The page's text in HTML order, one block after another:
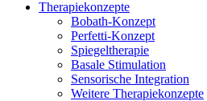
Therapiekonzepte
Bobath-Konzept
Perfetti-Konzept
Spiegeltherapie
Basale Stimulation
Sensorische Integration
Weitere Therapiekonzepte